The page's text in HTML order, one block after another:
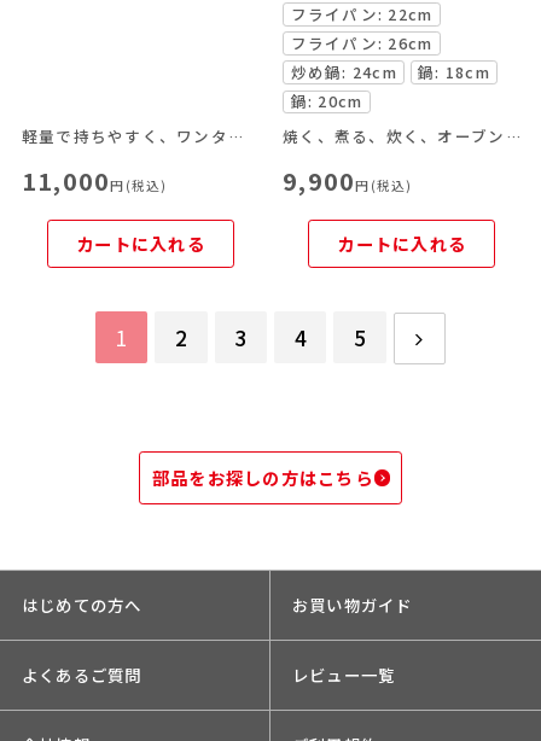
軽量で持ちやすく、ワンタッチで注げる使いやすさが魅力。
11,000円(税込)
カートに入れる
フライパン: 22cm
フライパン: 26cm
炒め鍋: 24cm
鍋: 18cm
鍋: 20cm
焼く、煮る、炊く、オーブン料理がこれ一つで！
9,900円(税込)
カートに入れる
1 2 3 4 5
部品をお探しの方はこちら
はじめての方へ お買い物ガイド
よくあるご質問 レビュー一覧